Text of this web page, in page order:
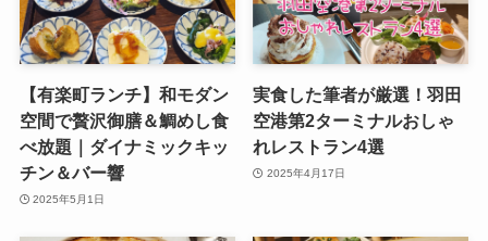
【有楽町ランチ】和モダン
空間で贅沢御膳＆鯛めし食
べ放題｜ダイナミックキッ
チン＆バー響
2025年5月1日
実食した筆者が厳選！羽田
空港第2ターミナルおしゃ
れレストラン4選
2025年4月17日